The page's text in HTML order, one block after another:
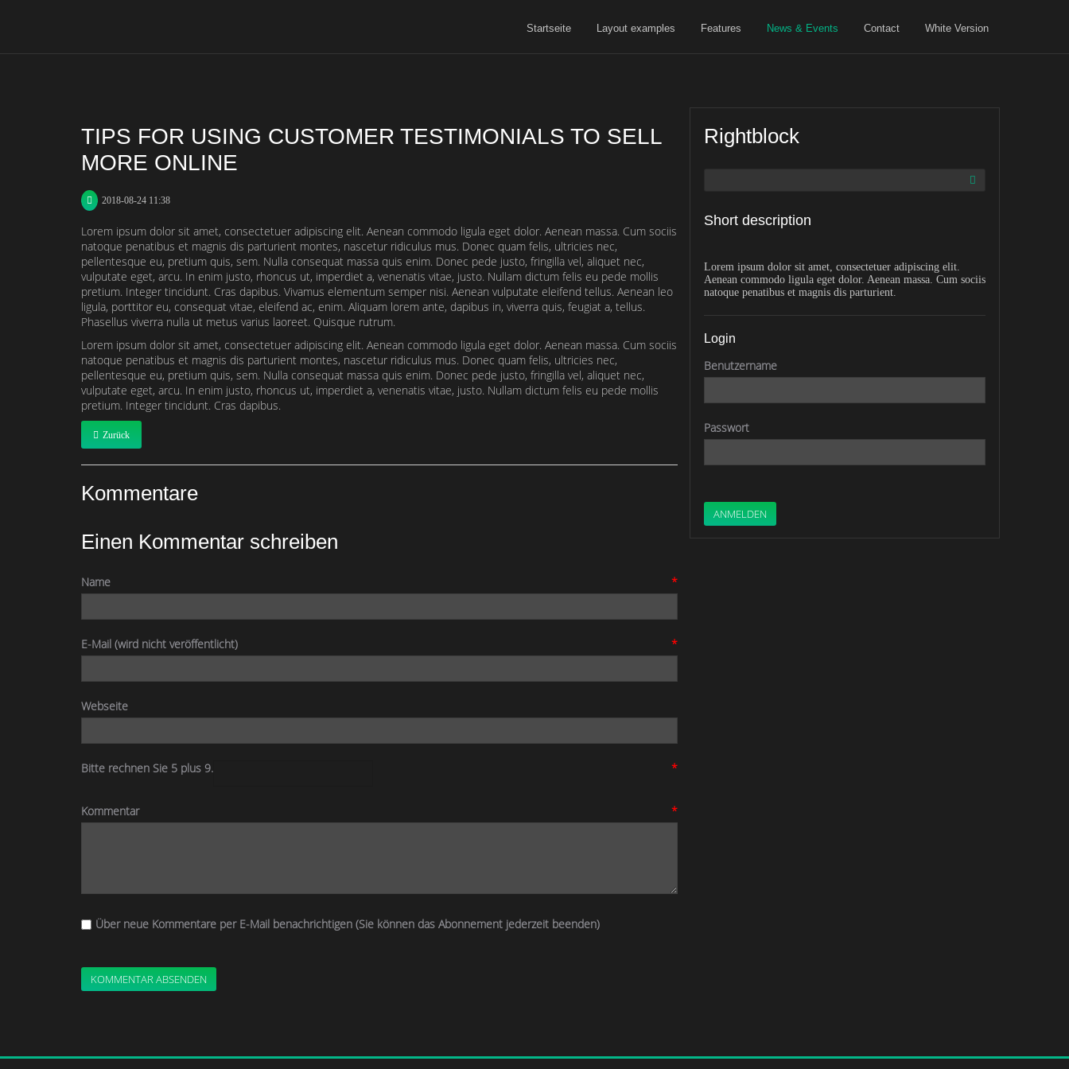
Startseite Layout examples Features News & Events Contact White Version
TIPS FOR USING CUSTOMER TESTIMONIALS TO SELL
MORE ONLINE
2018-08-24 11:38
Lorem ipsum dolor sit amet, consectetuer adipiscing elit. Aenean commodo ligula eget dolor. Aenean massa. Cum sociis
natoque penatibus et magnis dis parturient montes, nascetur ridiculus mus. Donec quam felis, ultricies nec,
pellentesque eu, pretium quis, sem. Nulla consequat massa quis enim. Donec pede justo, fringilla vel, aliquet nec,
vulputate eget, arcu. In enim justo, rhoncus ut, imperdiet a, venenatis vitae, justo. Nullam dictum felis eu pede mollis
pretium. Integer tincidunt. Cras dapibus. Vivamus elementum semper nisi. Aenean vulputate eleifend tellus. Aenean leo
ligula, porttitor eu, consequat vitae, eleifend ac, enim. Aliquam lorem ante, dapibus in, viverra quis, feugiat a, tellus.
Phasellus viverra nulla ut metus varius laoreet. Quisque rutrum.
Lorem ipsum dolor sit amet, consectetuer adipiscing elit. Aenean commodo ligula eget dolor. Aenean massa. Cum sociis
natoque penatibus et magnis dis parturient montes, nascetur ridiculus mus. Donec quam felis, ultricies nec,
pellentesque eu, pretium quis, sem. Nulla consequat massa quis enim. Donec pede justo, fringilla vel, aliquet nec,
vulputate eget, arcu. In enim justo, rhoncus ut, imperdiet a, venenatis vitae, justo. Nullam dictum felis eu pede mollis
pretium. Integer tincidunt. Cras dapibus.
Zurück
Kommentare
Einen Kommentar schreiben
Name *
E-Mail (wird nicht veröffentlicht) *
Webseite
Bitte rechnen Sie 5 plus 9. *
Kommentar *
Über neue Kommentare per E-Mail benachrichtigen (Sie können das Abonnement jederzeit beenden)
KOMMENTAR ABSENDEN
Rightblock
Short description
Lorem ipsum dolor sit amet, consectetuer adipiscing elit.
Aenean commodo ligula eget dolor. Aenean massa. Cum sociis
natoque penatibus et magnis dis parturient.
Login
Benutzername
Passwort
ANMELDEN